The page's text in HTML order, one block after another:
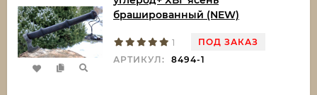
брашированный (NEW)
1
ПОД ЗАКАЗ
АРТИКУЛ:
8494-1